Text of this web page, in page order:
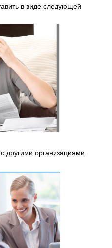
в виде следующей
другими организациями.